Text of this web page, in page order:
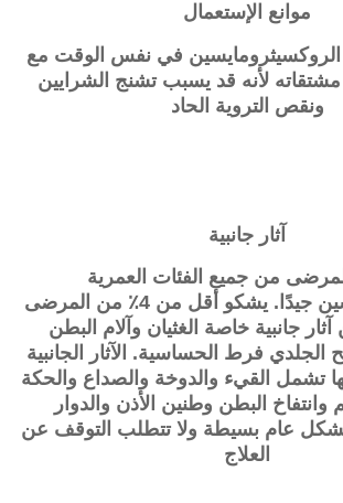
موانع الإستعمال
الروكسيثرومايسين في نفس الوقت مع
مشتقاته لأنه قد يسبب تشنج الشرايين
ونقص التروية الحاد
آثار جانبية
من جميع الفئات العمرية
الروكسيثرومايسين جيدًا. يشكو أقل من 4٪ من المرضى
جانبية خاصة الغثيان وآلام البطن
الجلدي فرط الحساسية. الآثار الجانبية
تشمل القيء والدوخة والصداع والحكة
البطن وطنين الأذن والدوار
عام بسيطة ولا تتطلب التوقف عن
العلاج